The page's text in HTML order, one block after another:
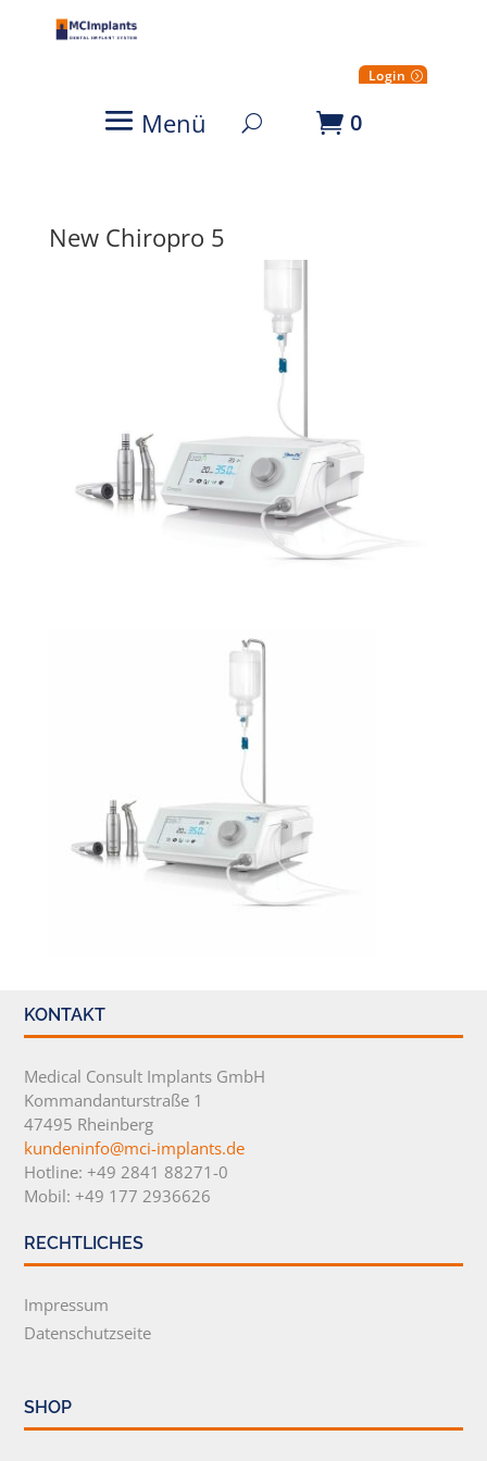
Login
Menü 0
New Chiropro 5
KONTAKT
Medical Consult Implants GmbH
Kommandanturstraße 1
47495 Rheinberg
kundeninfo@mci-implants.de
Hotline: +49 2841 88271-0
Mobil: +49 177 2936626
RECHTLICHES
Impressum
Datenschutzseite
SHOP